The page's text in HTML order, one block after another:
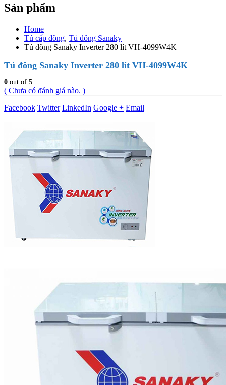
Sản phẩm
Home
Tủ cấp đông, Tủ đông Sanaky
Tủ đông Sanaky Inverter 280 lít VH-4099W4K
Tủ đông Sanaky Inverter 280 lít VH-4099W4K
0 out of 5
( Chưa có đánh giá nào. )
Facebook Twitter LinkedIn Google + Email